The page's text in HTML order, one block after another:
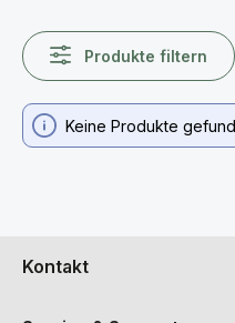
Produkte filtern
Keine Produkte
Kontakt